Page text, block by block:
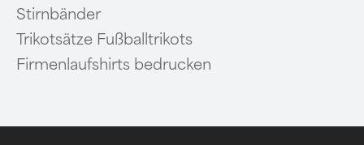
Stirnbänder
Trikotsätze Fußballtrikots
Firmenlaufshirts bedrucken